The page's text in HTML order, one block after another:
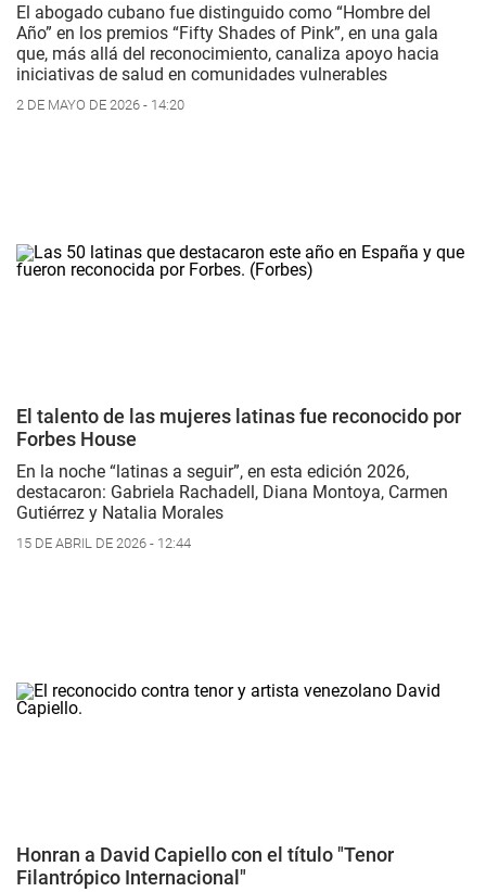
El abogado cubano fue distinguido como “Hombre del
Año” en los premios “Fifty Shades of Pink”, en una gala
que, más allá del reconocimiento, canaliza apoyo hacia
iniciativas de salud en comunidades vulnerables
2 DE MAYO DE 2026 - 14:20
El talento de las mujeres latinas fue reconocido por
Forbes House
En la noche “latinas a seguir”, en esta edición 2026,
destacaron: Gabriela Rachadell, Diana Montoya, Carmen
Gutiérrez y Natalia Morales
15 DE ABRIL DE 2026 - 12:44
Honran a David Capiello con el título "Tenor
Filantrópico Internacional"